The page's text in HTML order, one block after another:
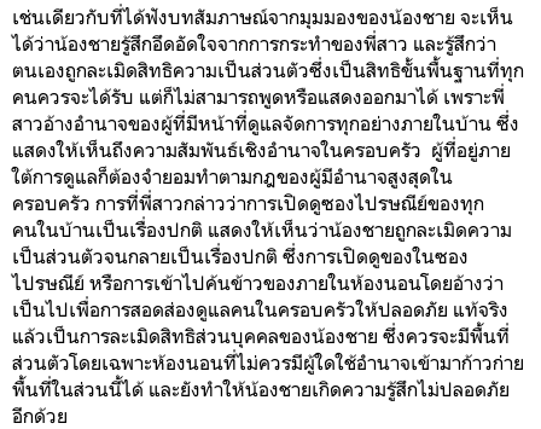
เช่นเดียวกับที่ได้ฟังบทสัมภาษณ์จากมุมมองของน้องชาย จะเห็น
ได้ว่าน้องชายรู้สึกอึดอัดใจจากการกระทำของพี่สาว และรู้สึกว่า
ตนเองถูกละเมิดสิทธิความเป็นส่วนตัวซึ่งเป็นสิทธิขั้นพื้นฐานที่ทุก
คนควรจะได้รับ แต่ก็ไม่สามารถพูดหรือแสดงออกมาได้ เพราะพี่
สาวอ้างอำนาจของผู้ที่มีหน้าที่ดูแลจัดการทุกอย่างภายในบ้าน ซึ่ง
แสดงให้เห็นถึงความสัมพันธ์เชิงอำนาจในครอบครัว ผู้ที่อยู่ภาย
ใต้การดูแลก็ต้องจำยอมทำตามกฎของผู้มีอำนาจสูงสุดใน
ครอบครัว การที่พี่สาวกล่าวว่าการเปิดดูซองไปรษณีย์ของทุก
คนในบ้านเป็นเรื่องปกติ แสดงให้เห็นว่าน้องชายถูกละเมิดความ
เป็นส่วนตัวจนกลายเป็นเรื่องปกติ ซึ่งการเปิดดูของในซอง
ไปรษณีย์ หรือการเข้าไปค้นข้าวของภายในห้องนอนโดยอ้างว่า
เป็นไปเพื่อการสอดส่องดูแลคนในครอบครัวให้ปลอดภัย แท้จริง
แล้วเป็นการละเมิดสิทธิส่วนบุคคลของน้องชาย ซึ่งควรจะมีพื้นที่
ส่วนตัวโดยเฉพาะห้องนอนที่ไม่ควรมีผู้ใดใช้อำนาจเข้ามาก้าวก่าย
พื้นที่ในส่วนนี้ได้ และยังทำให้น้องชายเกิดความรู้สึกไม่ปลอดภัย
อีกด้วย